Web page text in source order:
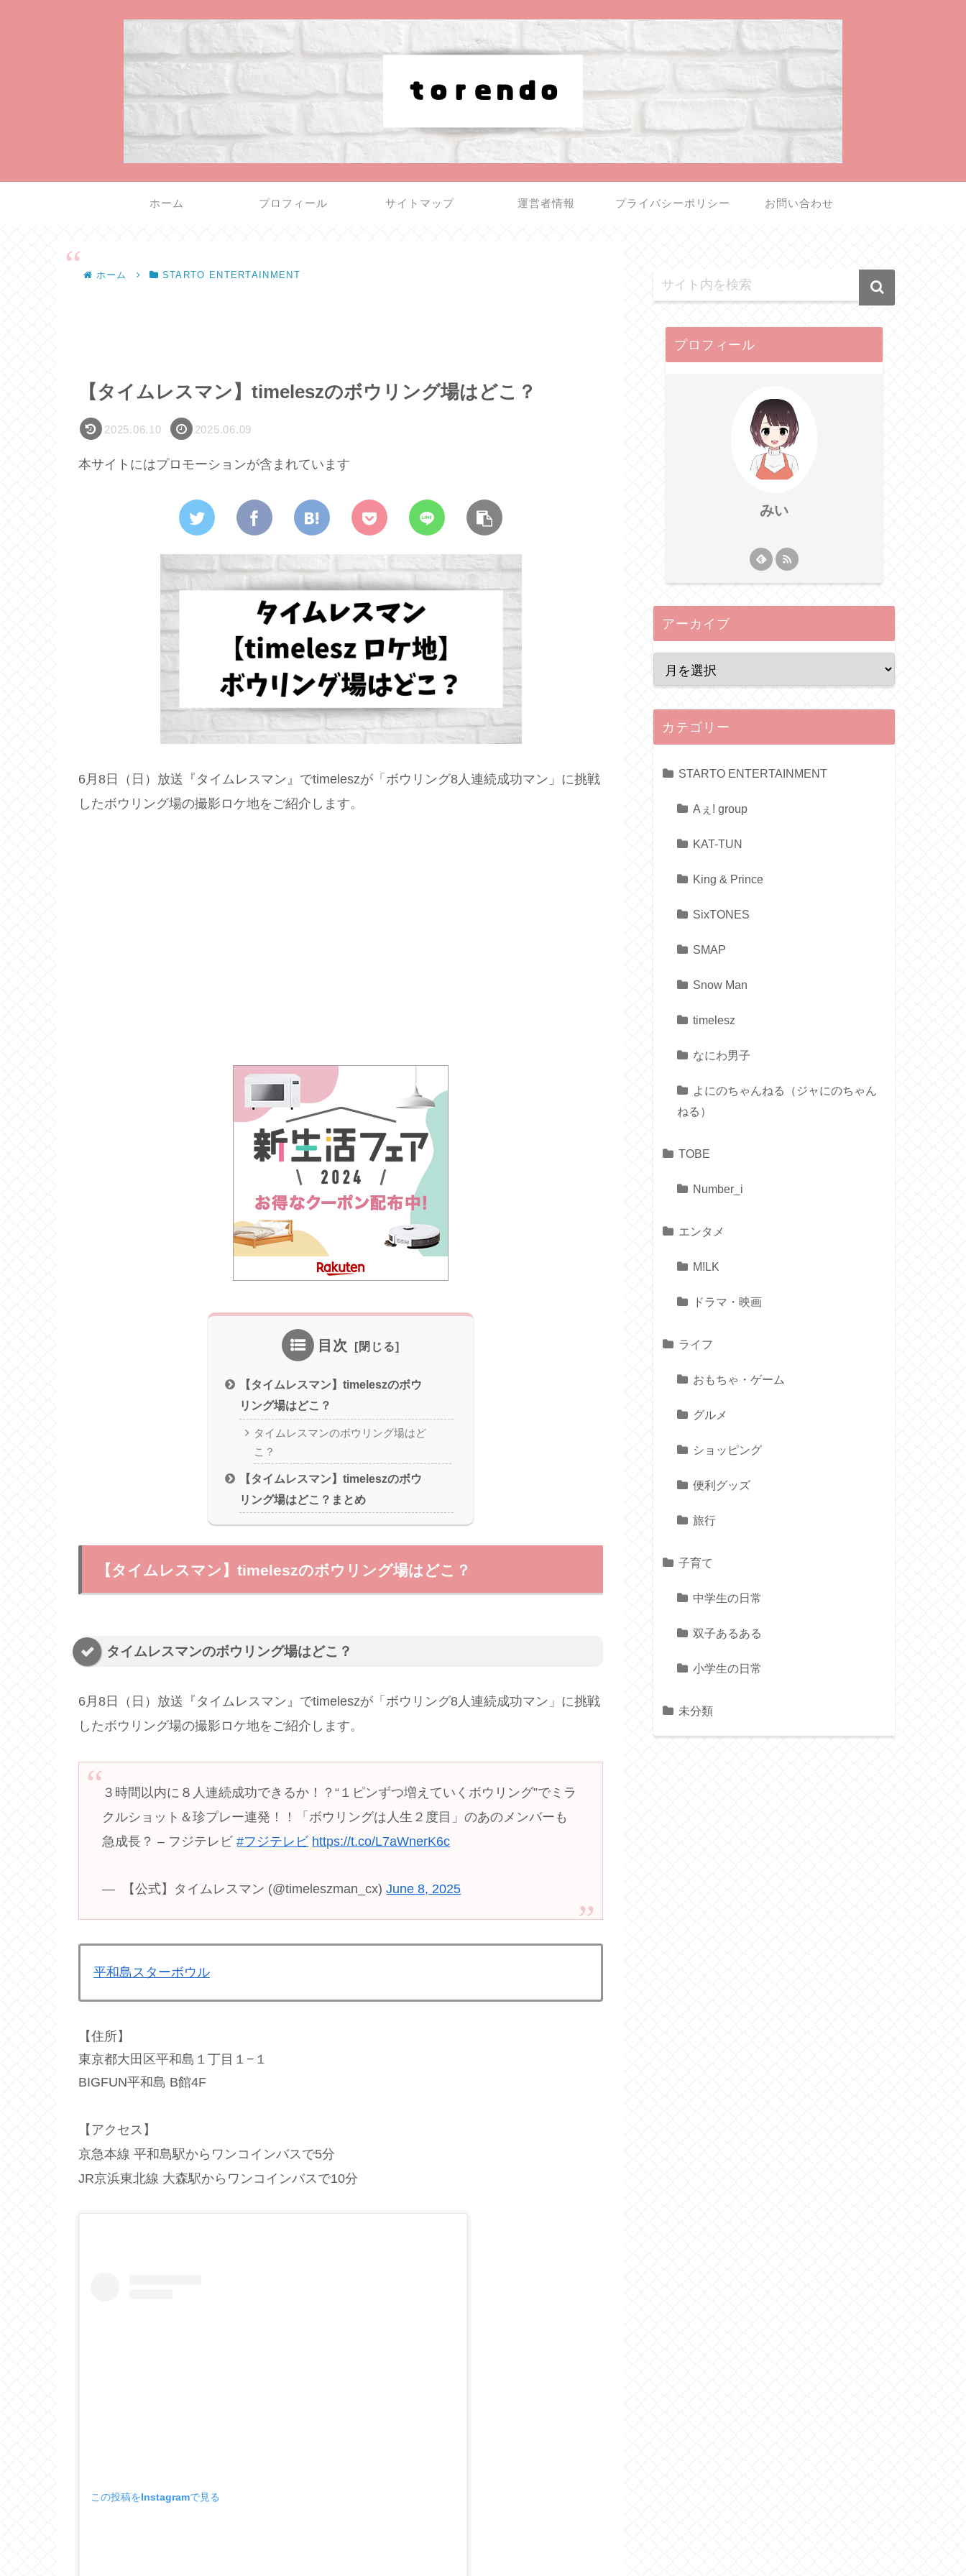
ホーム プロフィール サイトマップ 運営者情報 プライバシーポリシー お問い合わせ
ホーム STARTO ENTERTAINMENT
【タイムレスマン】timeleszのボウリング場はどこ？
2025.06.10 2025.06.09
本サイトにはプロモーションが含まれています
6月8日（日）放送『タイムレスマン』でtimeleszが「ボウリング8人連続成功マン」に挑戦
したボウリング場の撮影ロケ地をご紹介します。
目次
【タイムレスマン】timeleszのボウ
リング場はどこ？
タイムレスマンのボウリング場はど
こ？
【タイムレスマン】timeleszのボウ
リング場はどこ？まとめ
【タイムレスマン】timeleszのボウリング場はどこ？
タイムレスマンのボウリング場はどこ？
6月8日（日）放送『タイムレスマン』でtimeleszが「ボウリング8人連続成功マン」に挑戦
したボウリング場の撮影ロケ地をご紹介します。
３時間以内に８人連続成功できるか！？“１ピンずつ増えていくボウリング”でミラ
クルショット＆珍プレー連発！！「ボウリングは人生２度目」のあのメンバーも
急成長？ – フジテレビ#フジテレビ https://t.co/L7aWnerK6c
—  ︎︎【公式】タイムレスマン (@timeleszman_cx)June 8, 2025
平和島スターボウル
【住所】
東京都大田区平和島１丁目１−１
BIGFUN平和島 B館4F
【アクセス】
京急本線 平和島駅からワンコインバスで5分
JR京浜東北線 大森駅からワンコインバスで10分
この投稿をInstagramで見る
プロフィール
みい
アーカイブ
カテゴリー
STARTO ENTERTAINMENT
Aぇ! group
KAT-TUN
King & Prince
SixTONES
SMAP
Snow Man
timelesz
なにわ男子
よにのちゃんねる（ジャにのちゃん
ねる）
TOBE
Number_i
エンタメ
M!LK
ドラマ・映画
ライフ
おもちゃ・ゲーム
グルメ
ショッピング
便利グッズ
旅行
子育て
中学生の日常
双子あるある
小学生の日常
未分類